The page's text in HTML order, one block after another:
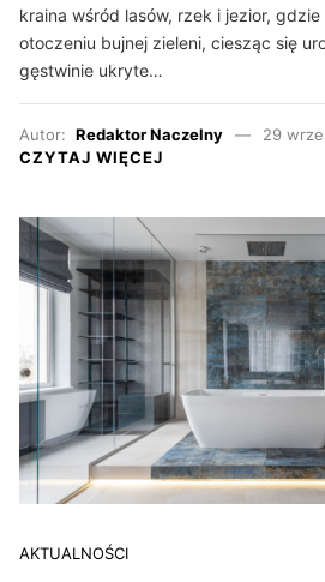
kraina wśród lasów, rzek i jezior,
otoczeniu bujnej zieleni, ciesząc się
gęstwinie ukryte…
Autor: Redaktor Naczelny
29
CZYTAJ WIĘCEJ
AKTUALNOŚCI